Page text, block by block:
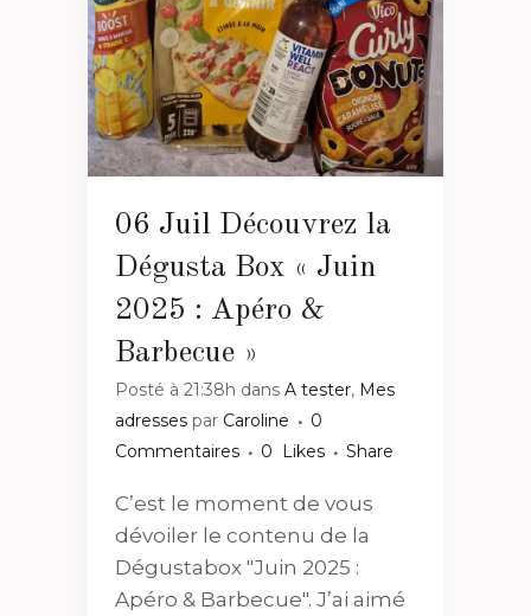
06 Juil Découvrez la
Dégusta Box « Juin
2025 : Apéro &
Barbecue »
Posté à 21:38h dans A tester, Mes
adresses par Caroline
0
Commentaires
0 Likes Share
C’est le moment de vous
dévoiler le contenu de la
Dégustabox "Juin 2025 :
Apéro & Barbecue". J’ai aimé